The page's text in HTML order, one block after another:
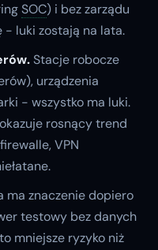
SOC) i bez zarządu
- luki zostają na lata.
Stacje robocze
urządzenia
- wszystko ma luki.
rosnący trend
VPN
ma znaczenie dopiero
testowy bez danych
mniejsze ryzyko niż